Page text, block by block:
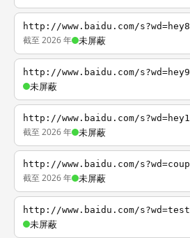
http://www.baidu.com/s?wd=hey8
截至 2026 年 未屏蔽
http://www.baidu.com/s?wd=hey9
未屏蔽
http://www.baidu.com/s?wd=hey1
截至 2026 年 未屏蔽
http://www.baidu.com/s?wd=coup
截至 2026 年 未屏蔽
http://www.baidu.com/s?wd=test
未屏蔽